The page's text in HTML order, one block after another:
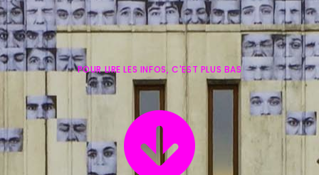
POUR LIRE LES INFOS, C'EST PLUS BAS